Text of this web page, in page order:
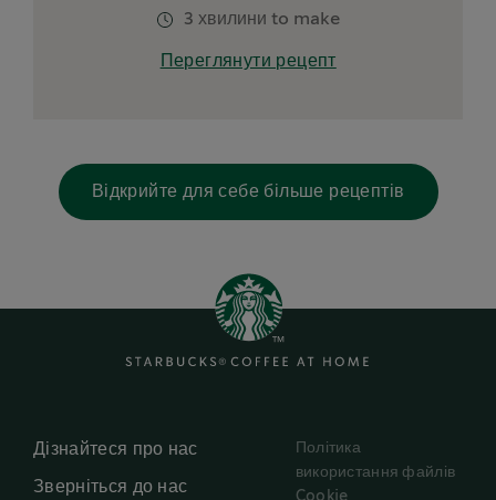
3 хвилини to make
Переглянути рецепт
Відкрийте для себе більше рецептів
Дізнайтеся про нас
Зверніться до нас
Політика
використання файлів
Cookie